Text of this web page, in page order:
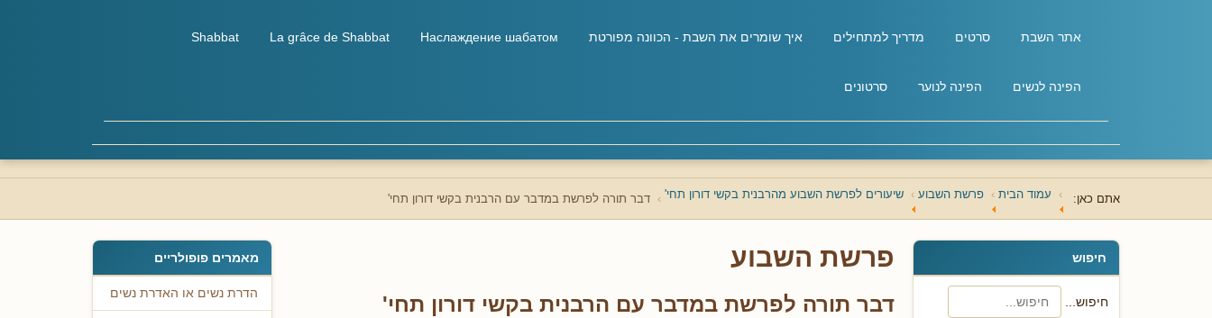
אתר השבת סרטים מדריך למתחילים איך שומרים את השבת - הכוונה מפורטת Наслаждение шабатом
La grâce de Shabbat
Shabbat
הפינה לנשים הפינה לנוער סרטונים
אתם כאן: עמוד הבית פרשת השבוע שיעורים לפרשת השבוע מהרבנית בקשי דורון תחי' דבר תורה לפרשת במדבר עם הרבנית בקשי דורון תחי'
חיפוש
חיפוש...
פרשת השבוע
דבר תורה לפרשת במדבר עם הרבנית בקשי דורון תחי'
מאמרים פופולריים
הדרת נשים או האדרת נשים